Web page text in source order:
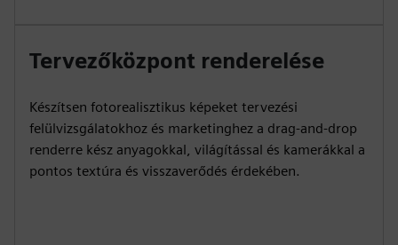
Tervezőközpont renderelése
Készítsen fotorealisztikus képeket tervezési
felülvizsgálatokhoz és marketinghez a drag-and-drop
renderre kész anyagokkal, világítással és kamerákkal a
pontos textúra és visszaverődés érdekében.